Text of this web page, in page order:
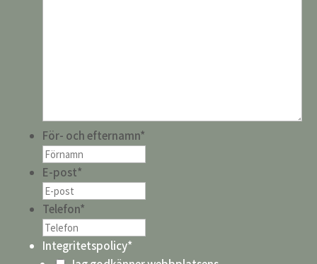
För- och efternamn*
E-post*
Telefon*
Integritetspolicy*